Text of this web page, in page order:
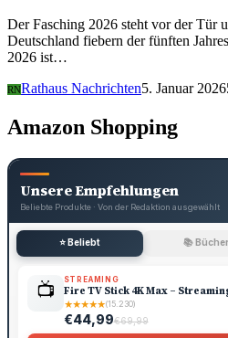
Der Fasching 2026 steht vor der Tür
Deutschland fiebern der fünften
2026 ist…
RNRathaus Nachrichten5. Januar 2026
Amazon Shopping
Unsere Empfehlungen
Beliebte Produkte · Von der Redaktion ausgewählt
⭐ Beliebt 📚 Bücher
📺 STREAMING
Fire TV Stick 4K Max –
★★★★★(15.230)
€44,99€69,99